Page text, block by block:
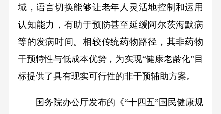
域，语言切换能够让老年人灵活地控制和运用
认知能力，有助于预防甚至延缓阿尔茨海默病
等的发病时间。相较传统药物路径，其非药物
干预特性与低成本优势，为实现“健康老龄化”目
标提供了具有现实可行性的非干预辅助方案。
国务院办公厅发布的《“十四五”国民健康规